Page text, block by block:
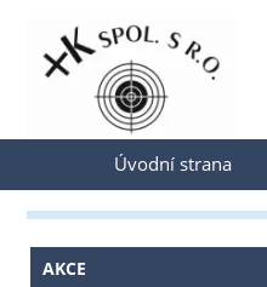
Přihlásit se
Úvodní strana
AKCE